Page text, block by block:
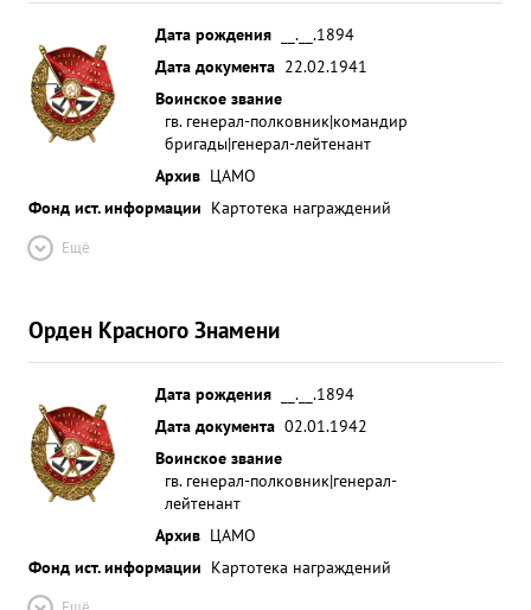
Дата рождения
__.__.1894
Дата документа 22.02.1941
Воинское звание
гв. генерал-полковник|командир
бригады|генерал-лейтенант
Архив ЦАМО
Фонд ист. информации Картотека награждений
Ещё
Орден Красного Знамени
Дата рождения
__.__.1894
Дата документа 02.01.1942
Воинское звание
гв. генерал-полковник|генерал-
лейтенант
Архив ЦАМО
Фонд ист. информации Картотека награждений